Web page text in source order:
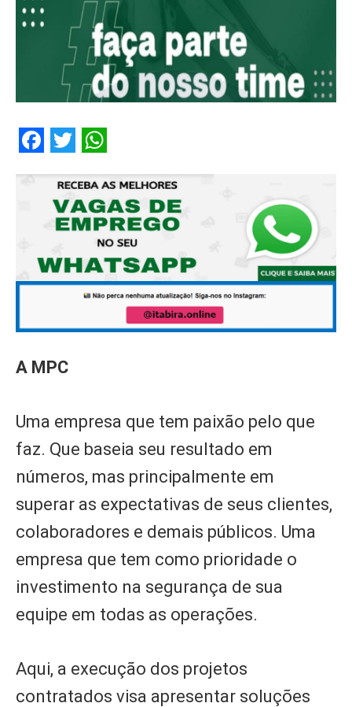
A MPC
Uma empresa que tem paixão pelo que
faz. Que baseia seu resultado em
números, mas principalmente em
superar as expectativas de seus clientes,
colaboradores e demais públicos. Uma
empresa que tem como prioridade o
investimento na segurança de sua
equipe em todas as operações.
Aqui, a execução dos projetos
contratados visa apresentar soluções